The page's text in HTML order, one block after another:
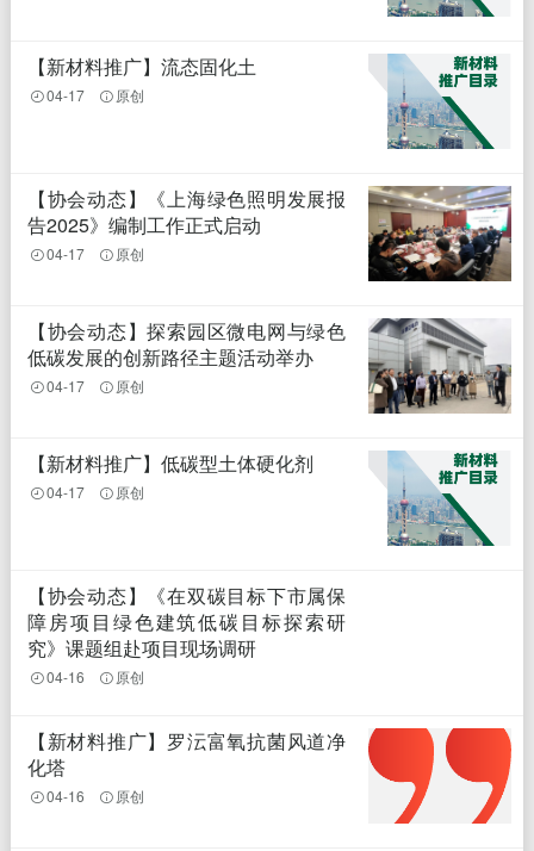
【新材料推广】流态固化土
04-17 原创
【协会动态】《上海绿色照明发展报
告2025》编制工作正式启动
04-17 原创
【协会动态】探索园区微电网与绿色
低碳发展的创新路径主题活动举办
04-17 原创
【新材料推广】低碳型土体硬化剂
04-17 原创
【协会动态】《在双碳目标下市属保
障房项目绿色建筑低碳目标探索研
究》课题组赴项目现场调研
04-16 原创
【新材料推广】罗沄富氧抗菌风道净
化塔
04-16 原创